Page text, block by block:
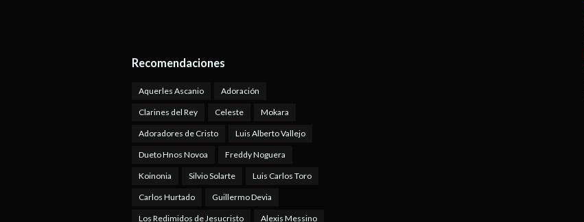
Recomendaciones
Aquerles Ascanio Adoración
Clarines del Rey Celeste Mokara
Adoradores de Cristo Luis Alberto Vallejo
Dueto Hnos Novoa Freddy Noguera
Koinonia Silvio Solarte Luis Carlos Toro
Carlos Hurtado Guillermo Devia
Los Redimidos de Jesucristo Alexis Messino